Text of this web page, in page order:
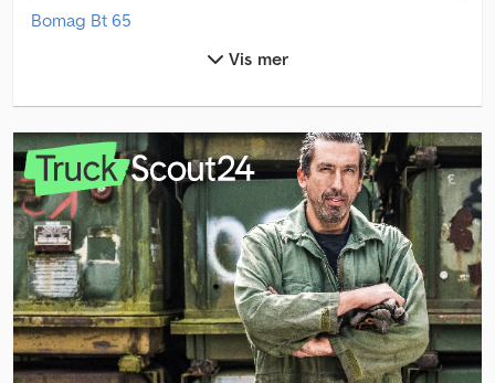
Bomag Bt 65
Claas Arion 430
Dieci Agri Farmer 32.9 Gd
Dieci Mini Agri 26.6
Fendt Former 426 Dn
Giant G2300 Hd
Giant G3500 X-Tra
Vis mer